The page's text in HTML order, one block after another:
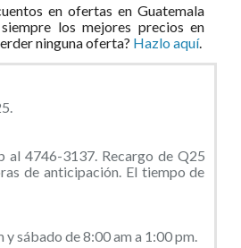
en ofertas en Guatemala
los mejores precios en
ninguna oferta? Hazlo aquí.
al 4746-3137. Recargo de Q25
de anticipación. El tiempo de
sábado de 8:00 am a 1:00 pm.